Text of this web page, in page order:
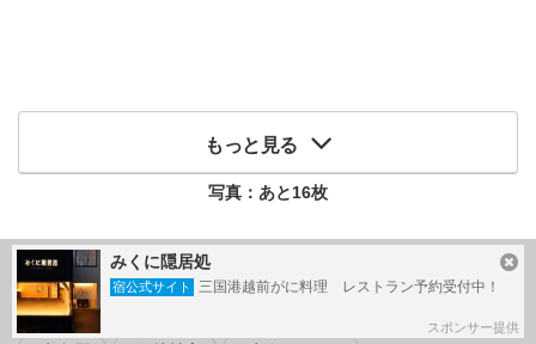
もっと見る
写真：あと16枚
この旅行記のタグ
#JR敦賀駅 #グルメ
みくに隠居処
宿公式サイト 三国港越前がに料理 レストラン予約受付中！
スポンサー提供